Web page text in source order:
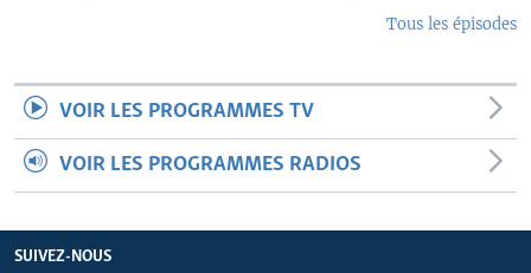
Tous les épisodes
VOIR LES PROGRAMMES TV
VOIR LES PROGRAMMES RADIOS
SUIVEZ-NOUS